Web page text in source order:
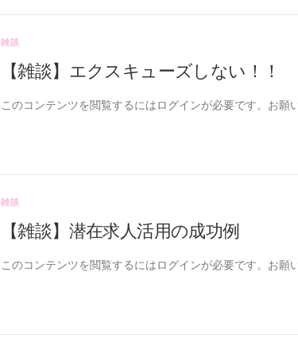
雑談
【雑談】エクスキューズしない！！
このコンテンツを閲覧するにはログインが必要です。お願
雑談
【雑談】潜在求人活用の成功例
このコンテンツを閲覧するにはログインが必要です。お願